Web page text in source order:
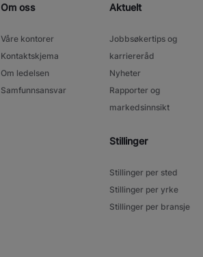
Om oss
Våre kontorer
Kontaktskjema
Om ledelsen
Samfunnsansvar
Aktuelt
Jobbsøkertips og
karriereråd
Nyheter
Rapporter og
markedsinnsikt
Stillinger
Stillinger per sted
Stillinger per yrke
Stillinger per bransje